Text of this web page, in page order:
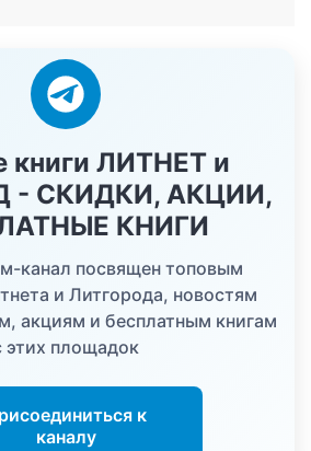
книги ЛИТНЕТ и
- СКИДКИ, АКЦИИ,
КНИГИ
канал посвящен топовым
и Литгорода, новостям
акциям и бесплатным книгам
этих площадок
к
каналу